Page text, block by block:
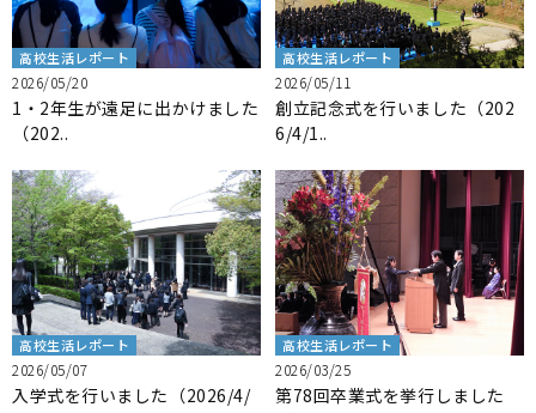
高校生活レポート
2026/05/20
1・2年生が遠足に出かけました
（202..
高校生活レポート
2026/05/11
創立記念式を行いました（202
6/4/1..
高校生活レポート
2026/05/07
入学式を行いました（2026/4/
高校生活レポート
2026/03/25
第78回卒業式を挙行しました